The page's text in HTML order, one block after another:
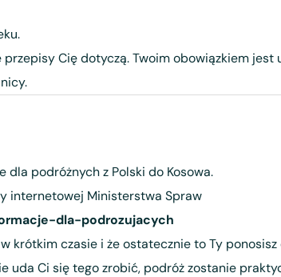
Cię dotyczą. Twoim obowiązkiem jest
podróżnych z Polski do Kosowa.
internetowej Ministerstwa Spraw
dla-podrozujacych
krótkim czasie i że ostatecznie to Ty
uda Ci się tego zrobić, podróż zostanie